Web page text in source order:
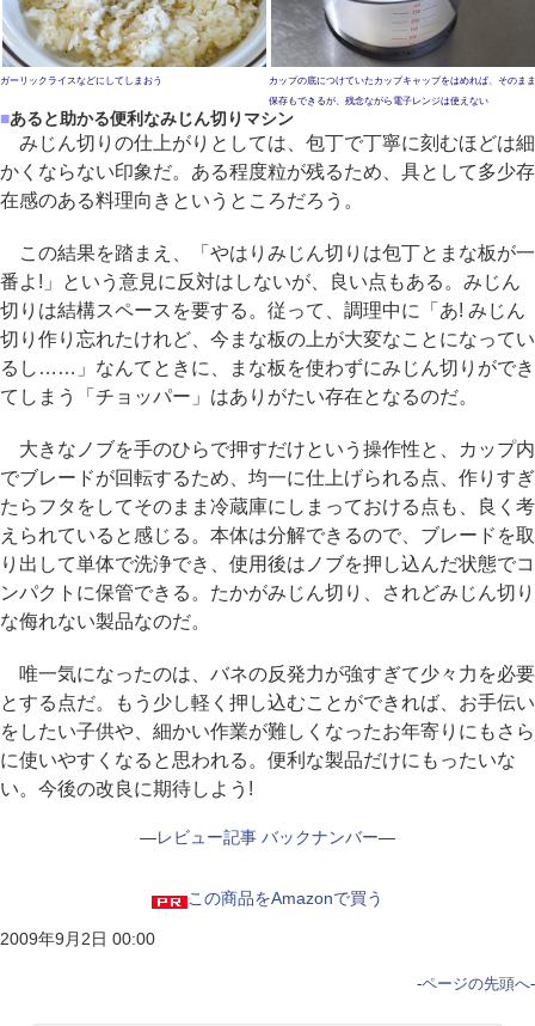
ガーリックライスなどにしてしまおう
カップの底につけていたカップキャップをはめれば、そのまま
保存もできるが、残念ながら電子レンジは使えない
■あると助かる便利なみじん切りマシン
みじん切りの仕上がりとしては、包丁で丁寧に刻むほどは細
かくならない印象だ。ある程度粒が残るため、具として多少存
在感のある料理向きというところだろう。
この結果を踏まえ、「やはりみじん切りは包丁とまな板が一
番よ!」という意見に反対はしないが、良い点もある。みじん
切りは結構スペースを要する。従って、調理中に「あ! みじん
切り作り忘れたけれど、今まな板の上が大変なことになってい
るし……」なんてときに、まな板を使わずにみじん切りができ
てしまう「チョッパー」はありがたい存在となるのだ。
大きなノブを手のひらで押すだけという操作性と、カップ内
でブレードが回転するため、均一に仕上げられる点、作りすぎ
たらフタをしてそのまま冷蔵庫にしまっておける点も、良く考
えられていると感じる。本体は分解できるので、ブレードを取
り出して単体で洗浄でき、使用後はノブを押し込んだ状態でコ
ンパクトに保管できる。たかがみじん切り、されどみじん切り
な侮れない製品なのだ。
唯一気になったのは、バネの反発力が強すぎて少々力を必要
とする点だ。もう少し軽く押し込むことができれば、お手伝い
をしたい子供や、細かい作業が難しくなったお年寄りにもさら
に使いやすくなると思われる。便利な製品だけにもったいな
い。今後の改良に期待しよう!
―レビュー記事 バックナンバー―
この商品をAmazonで買う
2009年9月2日 00:00
-ページの先頭へ-